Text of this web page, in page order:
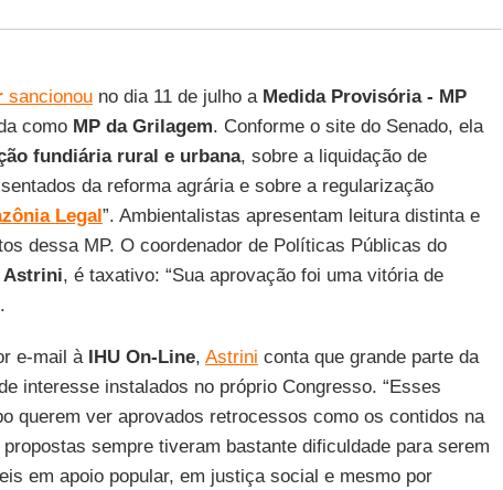
sancionouno dia 11 de julho a Medida Provisória - MP
como MP da Grilagem. Conforme o site do Senado, ela
fundiária rural e urbana, sobre a liquidação de
da reforma agrária e sobre a regularização
Legal”. Ambientalistas apresentam leitura distinta e
dessa MP. O coordenador de Políticas Públicas do
Astrini, é taxativo: “Sua aprovação foi uma vitória de
e-mail à IHU On-Line, Astrini conta que grande parte da
interesse instalados no próprio Congresso. “Esses
querem ver aprovados retrocessos como os contidos na
sempre tiveram bastante dificuldade para serem
em apoio popular, em justiça social e mesmo por